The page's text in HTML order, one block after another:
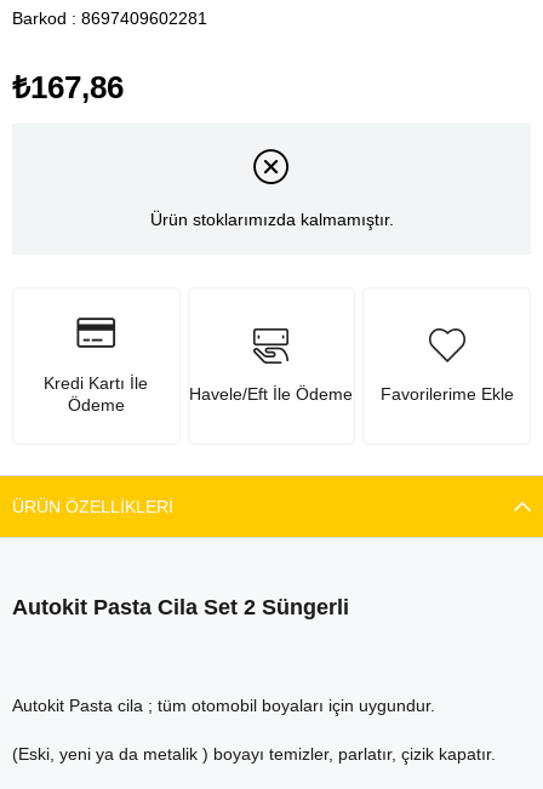
Barkod : 8697409602281
₺167,86
Ürün stoklarımızda kalmamıştır.
Kredi Kartı İle
Ödeme
Havele/Eft İle Ödeme Favorilerime Ekle
ÜRÜN ÖZELLIKLERI
Autokit Pasta Cila Set 2 Süngerli
Autokit Pasta cila ; tüm otomobil boyaları için uygundur.
(Eski, yeni ya da metalik ) boyayı temizler, parlatır, çizik kapatır.